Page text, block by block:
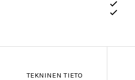
TEKNINEN TIETO